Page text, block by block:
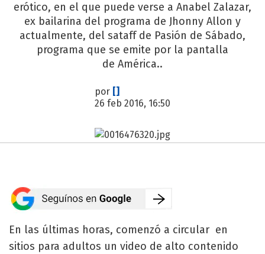
erótico, en el que puede verse a Anabel Zalazar,
ex bailarina del programa de Jhonny Allon y
actualmente, del sataff de Pasión de Sábado,
programa que se emite por la pantalla
de América..
por []
26 feb 2016, 16:50
En las últimas horas, comenzó a circular en
sitios para adultos un video de alto contenido